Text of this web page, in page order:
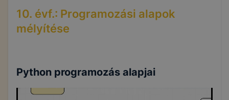
10. évf.: Programozási alapok
mélyítése
Python programozás alapjai